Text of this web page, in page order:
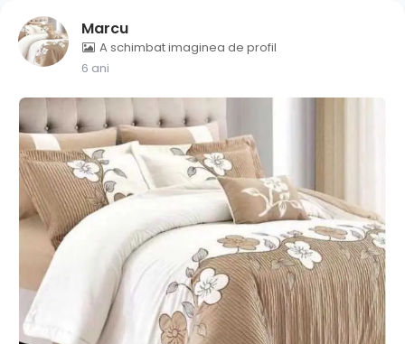
Marcu
A schimbat imaginea de profil
6 ani